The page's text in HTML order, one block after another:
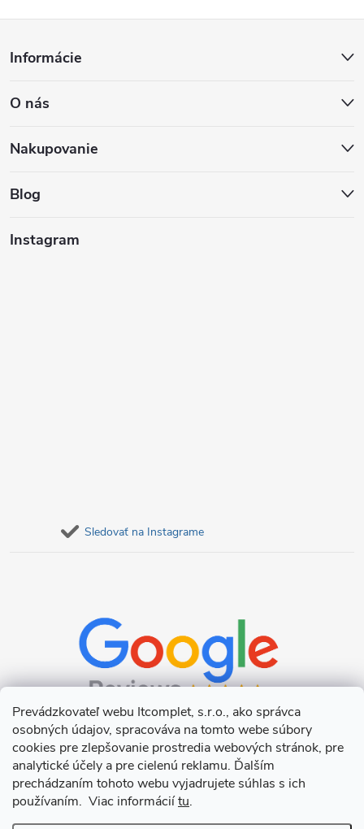
Prevádzkovateľ webu Itcomplet, s.r.o., ako správca
osobných údajov, spracováva na tomto webe súbory
cookies pre zlepšovanie prostredia webových stránok, pre
analytické účely a pre cielenú reklamu. Ďalším
prechádzaním tohoto webu vyjadrujete súhlas s ich
používaním. Viac informáciítu.
p
ä
Informácie
O nás
Nakupovanie
Blog
Instagram
Sledovať na Instagrame